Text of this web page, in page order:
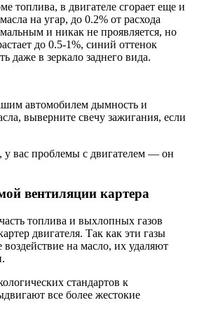
топлива, в двигателе сгорает еще и
на угар, до 0.2% от расхода
и никак не проявляется, но
до 0.5-1%, синий оттенок
даже в зеркало заднего вида.
автомобилем дымность и
выверните свечу зажигания, если
у вас проблемы с двигателем — он
вентиляции картера
топлива и выхлопных газов
двигателя. Так как эти газы
воздействие на масло, их удаляют
стандартов к
все более жестокие